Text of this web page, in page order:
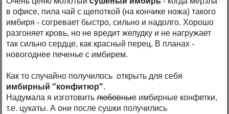
в офисе, пила чай с щепоткой (на кончике ножа) такого
имбиря - согревает быстро, сильно и надолго. Хорошо
разгоняет кровь, но не вредит желудку и не нагружает
так сильно сердце, как красный перец. В планах -
новогоднее печенье с имбирем.
Как то случайно получилось открыть для себя
имбирный "конфитюр".
Надумала я изготовитьлюбовные имбирные конфетки,
т.е. цукаты. А они после сушки получились